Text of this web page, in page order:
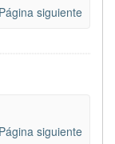
Página siguiente
Página siguiente